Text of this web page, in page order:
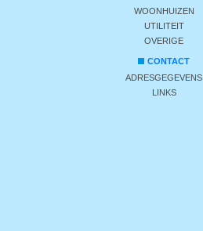
WOONHUIZEN
UTILITEIT
OVERIGE
CONTACT
ADRESGEGEVENS
LINKS